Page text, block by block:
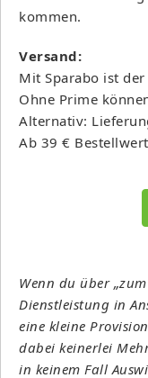
kommen.
Versand:
Mit Sparabo ist
Ohne Prime
Alternativ:
Ab 39 €
Wenn du über
Dienstleistung in
eine kleine
dabei keinerlei
in keinem Fall